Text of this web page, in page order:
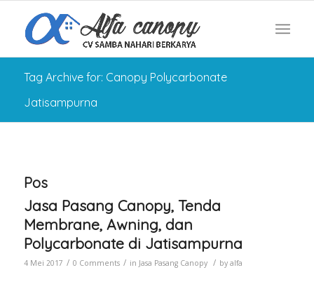
Tag Archive for: Canopy Polycarbonate
Jatisampurna
Pos
Jasa Pasang Canopy, Tenda
Membrane, Awning, dan
Polycarbonate di Jatisampurna
4 Mei 2017 / 0 Comments / in Jasa Pasang Canopy / by alfa